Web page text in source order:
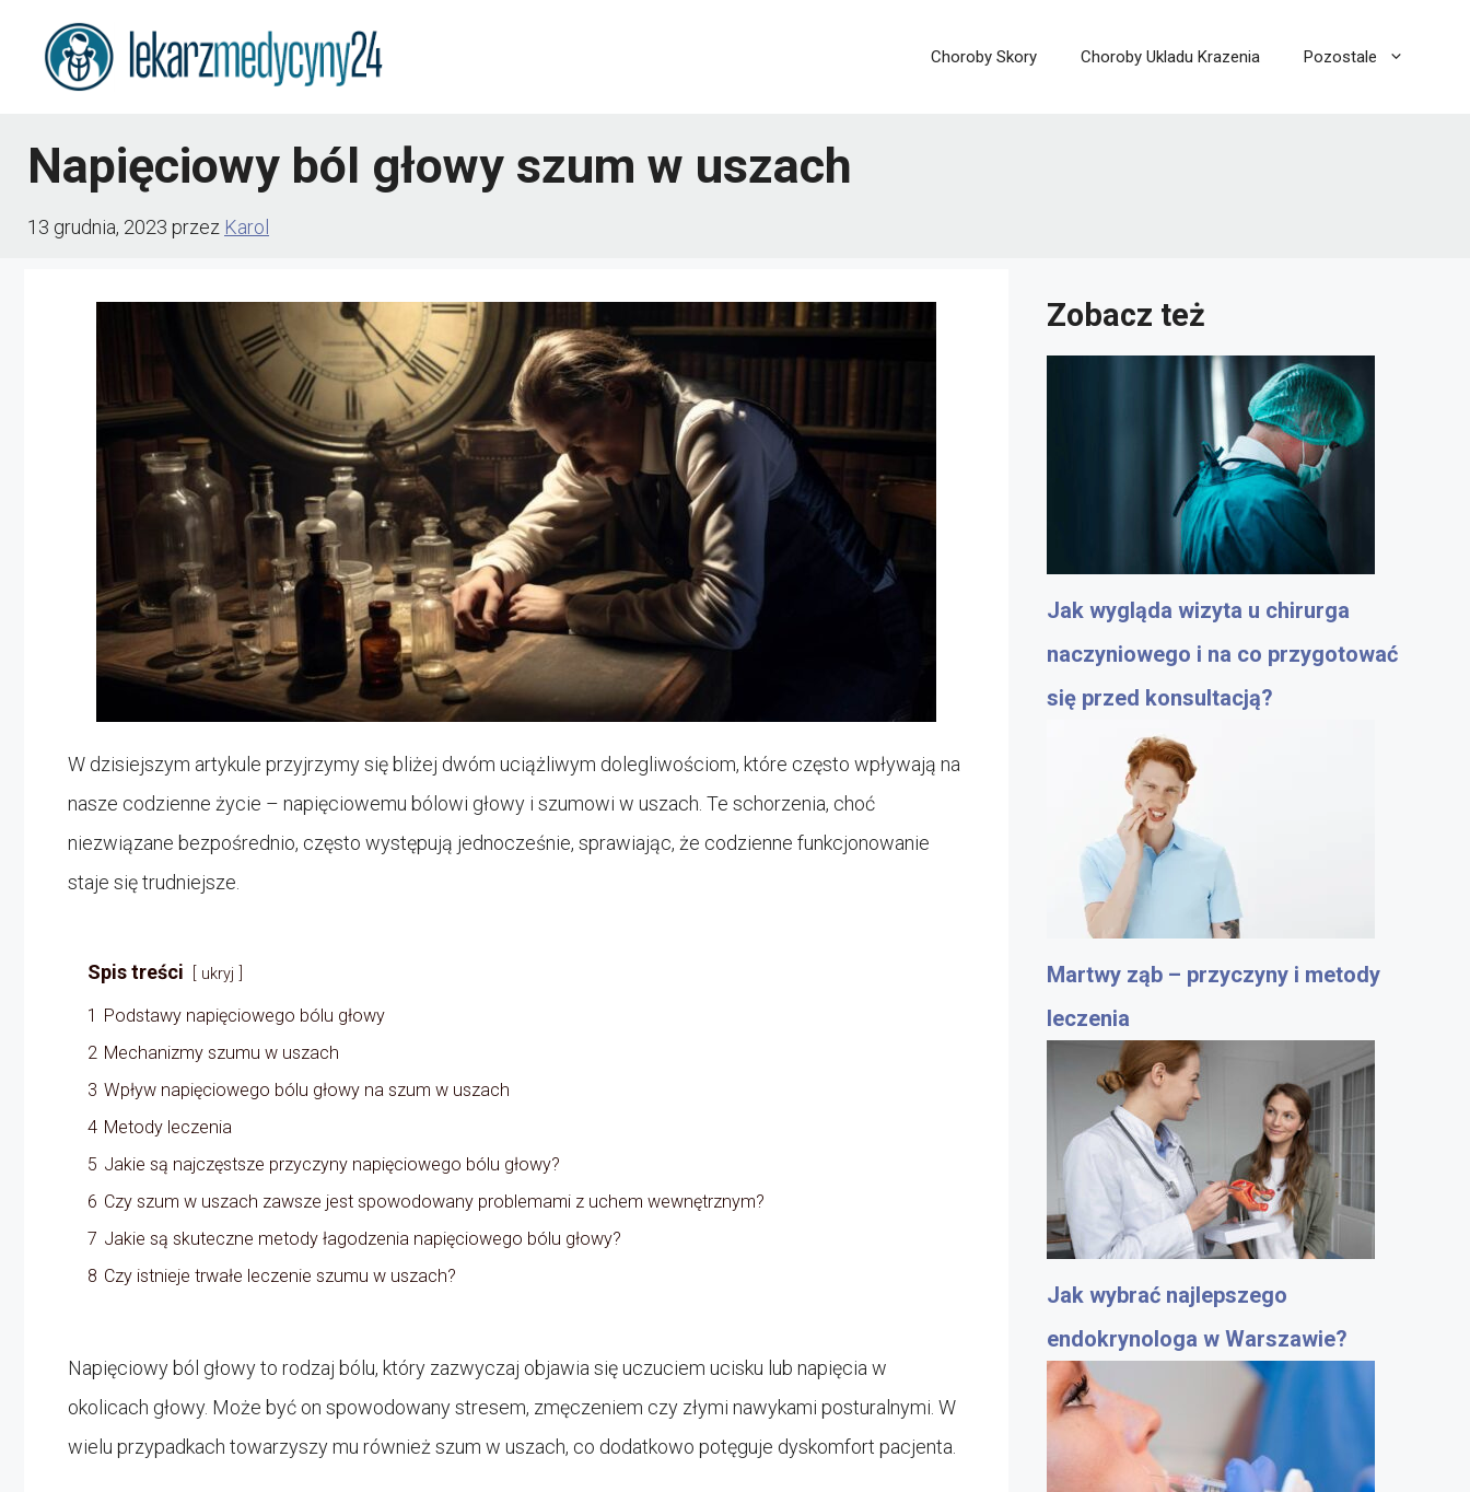
Choroby Skory Choroby Ukladu Krazenia Pozostale
Napięciowy ból głowy szum w uszach
13 grudnia, 2023 przez Karol
W dzisiejszym artykule przyjrzymy się bliżej dwóm uciążliwym dolegliwościom, które często wpływają na
nasze codzienne życie – napięciowemu bólowi głowy i szumowi w uszach. Te schorzenia, choć
niezwiązane bezpośrednio, często występują jednocześnie, sprawiając, że codzienne funkcjonowanie
staje się trudniejsze.
Spis treści ukryj
1
Podstawy napięciowego bólu głowy
2 Mechanizmy szumu w uszach
3 Wpływ napięciowego bólu głowy na szum w uszach
4 Metody leczenia
5 Jakie są najczęstsze przyczyny napięciowego bólu głowy?
6 Czy szum w uszach zawsze jest spowodowany problemami z uchem wewnętrznym?
7 Jakie są skuteczne metody łagodzenia napięciowego bólu głowy?
8 Czy istnieje trwałe leczenie szumu w uszach?
Napięciowy ból głowy to rodzaj bólu, który zazwyczaj objawia się uczuciem ucisku lub napięcia w
okolicach głowy. Może być on spowodowany stresem, zmęczeniem czy złymi nawykami posturalnymi. W
wielu przypadkach towarzyszy mu również szum w uszach, co dodatkowo potęguje dyskomfort pacjenta.
Zobacz też
Jak wygląda wizyta u chirurga
naczyniowego i na co przygotować
się przed konsultacją?
Martwy ząb – przyczyny i metody
leczenia
Jak wybrać najlepszego
endokrynologa w Warszawie?